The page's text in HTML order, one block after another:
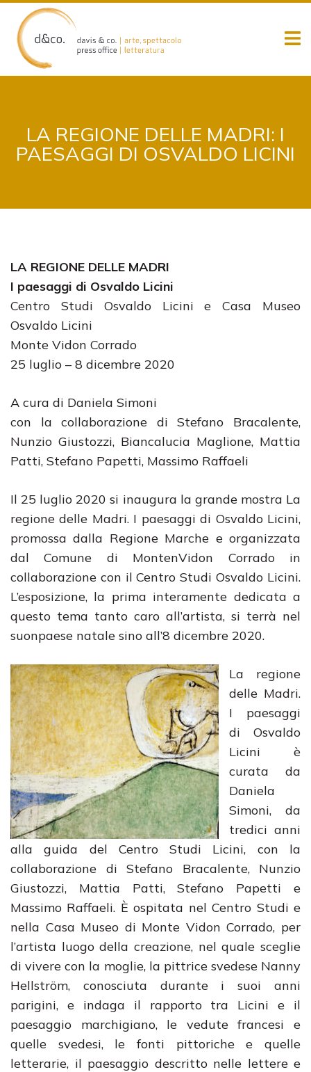
content
LA REGIONE DELLE MADRI: I
PAESAGGI DI OSVALDO LICINI
LA REGIONE DELLE MADRI
I paesaggi di Osvaldo Licini
Centro Studi Osvaldo Licini e Casa Museo
Osvaldo Licini
Monte Vidon Corrado
25 luglio – 8 dicembre 2020
A cura di Daniela Simoni
con la collaborazione di Stefano Bracalente,
Nunzio Giustozzi, Biancalucia Maglione, Mattia
Patti, Stefano Papetti, Massimo Raffaeli
Il 25 luglio 2020 si inaugura la grande mostra La
regione delle Madri. I paesaggi di Osvaldo Licini,
promossa dalla Regione Marche e organizzata
dal Comune di MontenVidon Corrado in
collaborazione con il Centro Studi Osvaldo Licini.
L’esposizione, la prima interamente dedicata a
questo tema tanto caro all’artista, si terrà nel
suonpaese natale sino all’8 dicembre 2020.
La regione
delle Madri.
I paesaggi
di Osvaldo
Licini è
curata da
Daniela
Simoni, da
tredici anni
alla guida del Centro Studi Licini, con la
collaborazione di Stefano Bracalente, Nunzio
Giustozzi, Mattia Patti, Stefano Papetti e
Massimo Raffaeli. È ospitata nel Centro Studi e
nella Casa Museo di Monte Vidon Corrado, per
l’artista luogo della creazione, nel quale sceglie
di vivere con la moglie, la pittrice svedese Nanny
Hellström, conosciuta durante i suoi anni
parigini, e indaga il rapporto tra Licini e il
paesaggio marchigiano, le vedute francesi e
quelle svedesi, le fonti pittoriche e quelle
letterarie, il paesaggio descritto nelle lettere e